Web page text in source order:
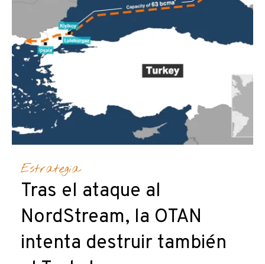
Estrategia
Tras el ataque al
NordStream, la OTAN
intenta destruir también